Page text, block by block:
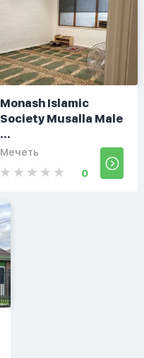
Monash Islamic
Society Musalla Male
...
Мечеть
0